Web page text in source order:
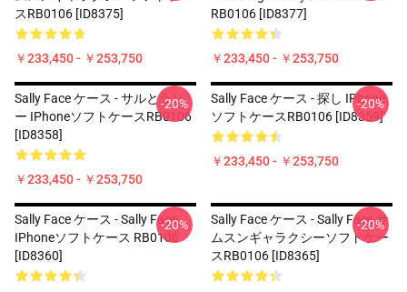
スRB0106 [ID8375]
￥233,450 - ￥253,750
RB0106 [ID8377]
￥233,450 - ￥253,750
Sally Face ケース - サルとラリ
ー IPhoneソフトケースRB0106
[ID8358]
￥233,450 - ￥253,750
-20%
Sally Face ケース - 探し IPhone
ソフトケースRB0106 [ID8359]
￥233,450 - ￥253,750
-20%
Sally Face ケース - Sally Face
IPhoneソフトケース RB0106
[ID8360]
-20%
Sally Face ケース - Sally Face サ
ムスンギャラクシーソフトケー
スRB0106 [ID8365]
-20%